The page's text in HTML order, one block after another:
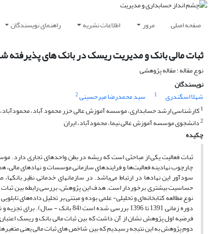
صفحه اصلی مرور اطلاعات نشریه راهنمای نویسندگان
ثبات مالی بانک و مدیریت ریسک در بانک های پذیرفته
نوع مقاله : مقاله پژوهشی
نویسندگان
شهلا اسگندری
1 سید محمدرضا میرحسینی2
1کارشناسی ارشد حسابداری، موسسه آموزش عالی خزر محمود آباد، محمودآباد،
2دانشجوی موسسه آموزش عالی نیما، محمودآباد، ایران
چکیده
ثبات فعالیت یکی از مباحثی است که ریشه در بطن واحدهای تجاری دارد.
چارچوب نهادینه فعالیت‌ها و فرایندهای سازمانی موسسات و نهادهای
سودآور این نهادها در ارتباط می‌باشد. در سازمانهای خدماتی نظیر
حساسیت بیشتری برخوردار است. هدف این پژوهش، بررسی رابطه بین ثبات
فرضیه اول پژوهش نشان از آن داشت که بین ثبات مالی بانک و ریسک
دوم پژوهش به این نتیجه رسیدیم که بین شاخص های ثبات مالی یعنی